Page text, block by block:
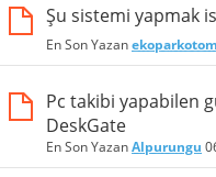
Şu sistemi yapmak
En Son Yazan
Pc takibi yapabilen
DeskGate
En Son YazanAlpurungu